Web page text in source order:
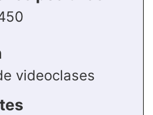
videoclases